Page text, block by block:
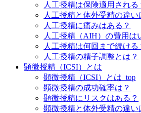
人工授精は保険適用される
人工授精と体外受精の違い
人工授精に痛みはある？
人工授精（AIH）の費用は
人工授精は何回まで続ける
人工授精の精子調整とは？
顕微授精（ICSI）とは
顕微授精（ICSI）とは_top
顕微授精の成功確率は？
顕微授精にリスクはある？
顕微授精と体外受精の違い